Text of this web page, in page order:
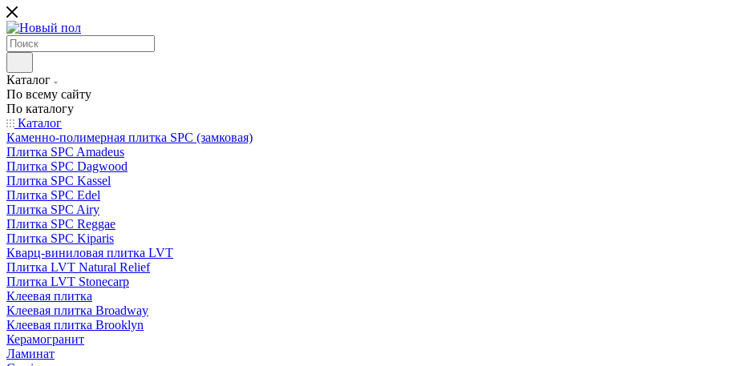
Каталог
По всему сайту
По каталогу
Каталог
Каменно-полимерная плитка SPC (замковая)
Плитка SPC Amadeus
Плитка SPC Dagwood
Плитка SPC Kassel
Плитка SPC Edel
Плитка SPC Airy
Плитка SPC Reggae
Плитка SPC Kiparis
Кварц-виниловая плитка LVT
Плитка LVT Natural Relief
Плитка LVT Stonecarp
Клеевая плитка
Клеевая плитка Broadway
Клеевая плитка Brooklyn
Керамогранит
Ламинат